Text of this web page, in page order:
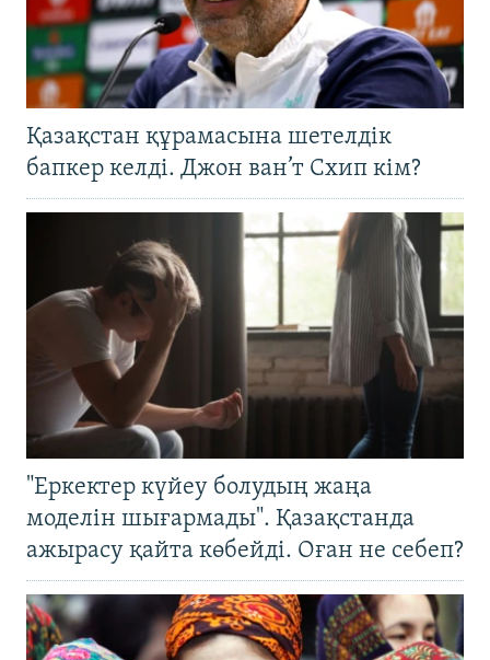
Қазақстан құрамасына шетелдік
бапкер келді. Джон ван’т Схип кім?
"Еркектер күйеу болудың жаңа
моделін шығармады". Қазақстанда
ажырасу қайта көбейді. Оған не себеп?